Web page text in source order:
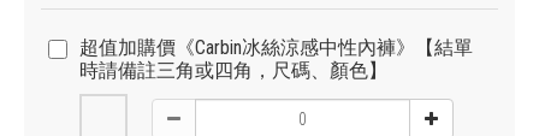
超值加購價《Carbin冰絲涼感中性內褲》【結單
時請備註三角或四角，尺碼、顏色】